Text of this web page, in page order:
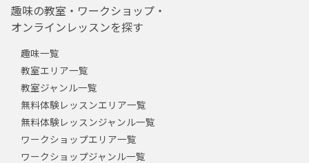
趣味の教室・ワークショップ・
オンラインレッスンを探す
趣味一覧
教室エリア一覧
教室ジャンル一覧
無料体験レッスンエリア一覧
無料体験レッスンジャンル一覧
ワークショップエリア一覧
ワークショップジャンル一覧